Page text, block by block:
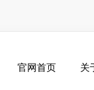
官网首页 关